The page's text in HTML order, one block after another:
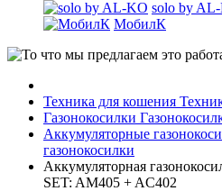
solo by
МобилК
Техника для кошения
Газонокосилки
Аккумуляторные
газонокосилки
Аккумуляторная
SET: AM405 + AC402